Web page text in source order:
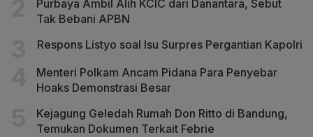
Purbaya Ambil Alih KCIC dari Danantara, Sebut
Tak Bebani APBN
Respons Listyo soal Isu Surpres Pergantian Kapolri
Menteri Polkam Ancam Pidana Para Penyebar
Hoaks Demonstrasi Besar
Kejagung Geledah Rumah Don Ritto di Bandung,
Temukan Dokumen Terkait Febrie